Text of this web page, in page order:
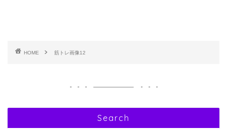
HOME 筋トレ画像12
Search